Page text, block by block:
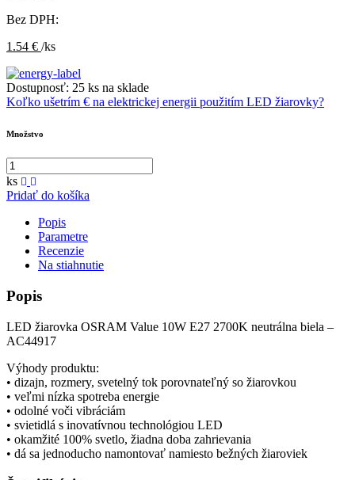
Bez DPH:
1.54 € /ks
Dostupnosť: 25 ks na sklade
Koľko ušetrím € na elektrickej energii použitím LED žiarovky?
Množstvo
ks
Pridať do košíka
Popis
Parametre
Recenzie
Na stiahnutie
Popis
LED žiarovka OSRAM Value 10W E27 2700K neutrálna biela –
AC44917
Výhody produktu:
• dizajn, rozmery, svetelný tok porovnateľný so žiarovkou
• veľmi nízka spotreba energie
• odolné voči vibráciám
• svietidlá s inovatívnou technológiou LED
• okamžité 100% svetlo, žiadna doba zahrievania
• dá sa jednoducho namontovať namiesto bežných žiaroviek